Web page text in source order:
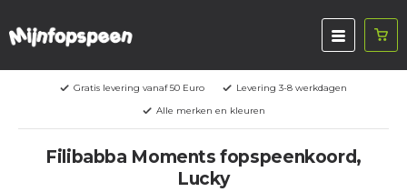
Gratis levering vanaf 50 Euro
Levering 3-8 werkdagen
Alle merken en kleuren
Filibabba Moments fopspeenkoord,
Lucky